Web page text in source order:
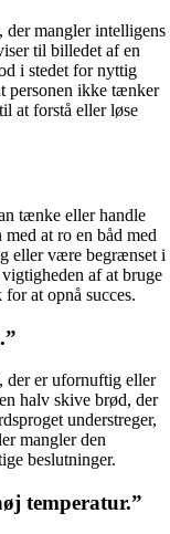
der mangler intelligens
til billedet af en
i stedet for nyttig
personen ikke tænker
at forstå eller løse
tænke eller handle
at ro en båd med
eller være begrænset i
af at bruge
at opnå succes.
der er ufornuftig eller
halv skive brød, der
understreger,
mangler den
beslutninger.
temperatur.”